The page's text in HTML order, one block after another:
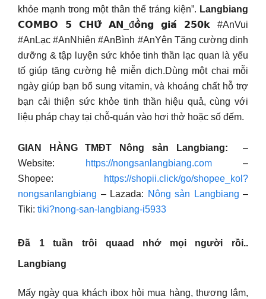
khỏe mạnh trong một thân thể tráng kiện”. Langbiang
𝗖𝗢𝗠𝗕𝗢 𝟱 𝗖𝗛𝗨̛̃ 𝗔𝗡_đ𝗼̂̀𝗻𝗴 𝗴𝗶𝗮́ 𝟮𝟱𝟬𝗸 #AnVui
#AnLạc #AnNhiên #AnBình #AnYên Tăng cường dinh
dưỡng & tập luyện sức khỏe tinh thần lạc quan là yếu
tố giúp tăng cường hệ miễn dịch.Dùng một chai mỗi
ngày giúp bạn bổ sung vitamin, và khoáng chất hỗ trợ
bạn cải thiện sức khỏe tinh thần hiệu quả, cùng với
liệu pháp chạy tại chỗ-quán vào hơi thở hoặc số đếm.
GIAN HÀNG TMĐT Nông sản Langbiang:
–
Website:
https://nongsanlangbiang.com –
Shopee:
https://shopii.click/go/shopee_kol?
nongsanlangbiang – Lazada: Nông sản Langbiang –
Tiki: tiki?nong-san-langbiang-i5933
Đã 1 tuần trôi quaad nhớ mọi người rồi..
Langbiang
Mấy ngày qua khách ibox hỏi mua hàng, thương lắm,